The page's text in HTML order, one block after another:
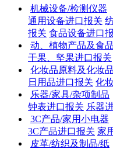
机械设备/检测仪器
通用设备进口报关
报关 食品设备进口
动、植物产品及食品
干果、坚果进口报关
化妆品原料及化妆品
日用品进口报关 化
乐器/家具/杂项制品
钟表进口报关 乐器
3C产品/家用小电器
3C产品进口报关 家
皮革/纺织及制品/纸